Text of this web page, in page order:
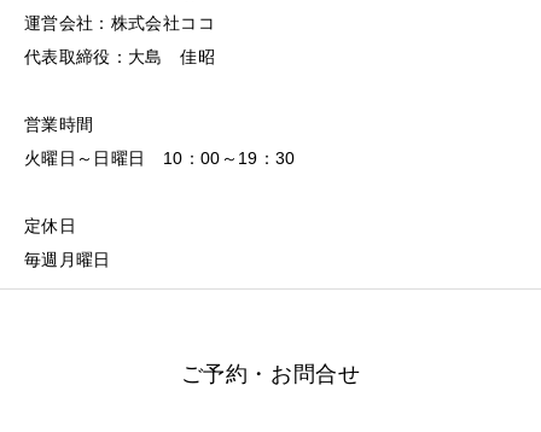
運営会社：株式会社ココ
代表取締役：大島 佳昭
営業時間
火曜日～日曜日 10：00～19：30
定休日
毎週月曜日
ご予約・お問合せ